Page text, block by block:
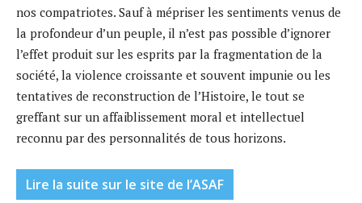
nos compatriotes. Sauf à mépriser les sentiments venus de
la profondeur d’un peuple, il n’est pas possible d’ignorer
l’effet produit sur les esprits par la fragmentation de la
société, la violence croissante et souvent impunie ou les
tentatives de reconstruction de l’Histoire, le tout se
greffant sur un affaiblissement moral et intellectuel
reconnu par des personnalités de tous horizons.
Lire la suite sur le site de l’ASAF